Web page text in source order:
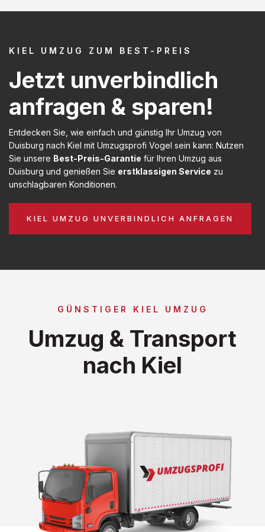
KIEL UMZUG ZUM BEST-PREIS
Jetzt unverbindlich
anfragen & sparen!
Entdecken Sie, wie einfach und günstig Ihr Umzug von
Duisburg nach Kiel mit Umzugsprofi Vogel sein kann: Nutzen
Sie unsere Best-Preis-Garantie für Ihren Umzug aus
Duisburg und genießen Sie erstklassigen Service zu
unschlagbaren Konditionen.
KIEL UMZUG UNVERBINDLICH ANFRAGEN
GÜNSTIGER KIEL UMZUG
Umzug & Transport
nach Kiel